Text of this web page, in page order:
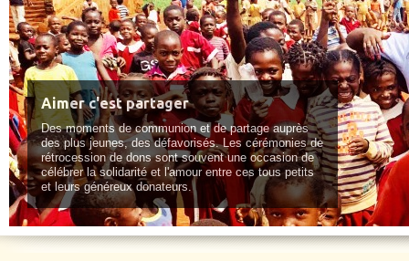
Aimer c'est partager
Des moments de communion et de partage auprès
des plus jeunes, des défavorisés. Les cérémonies de
rétrocession de dons sont souvent une occasion de
célébrer la solidarité et l'amour entre ces tous petits
et leurs généreux donateurs.